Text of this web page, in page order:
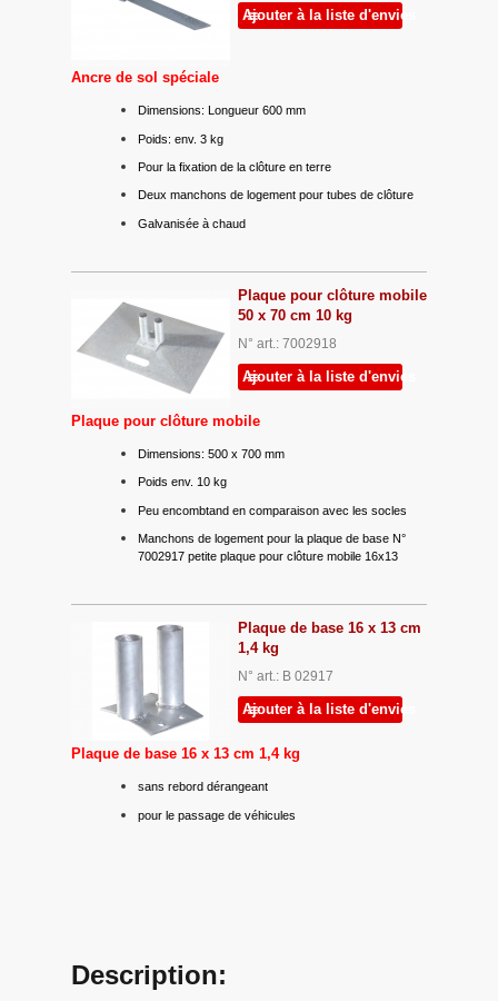
Ajouter à la liste d'envies
Ancre de sol spéciale
Dimensions: Longueur 600 mm
Poids: env. 3 kg
Pour la fixation de la clôture en terre
Deux manchons de logement pour tubes de clôture
Galvanisée à chaud
Plaque pour clôture mobile
50 x 70 cm 10 kg
N° art.: 7002918
Ajouter à la liste d'envies
Plaque pour clôture mobile
Dimensions: 500 x 700 mm
Poids env. 10 kg
Peu encombtand en comparaison avec les socles
Manchons de logement pour la plaque de base N°
7002917 petite plaque pour clôture mobile 16x13
Plaque de base 16 x 13 cm
1,4 kg
N° art.: B 02917
Ajouter à la liste d'envies
Plaque de base 16 x 13 cm 1,4 kg
sans rebord dérangeant
pour le passage de véhicules
Description: